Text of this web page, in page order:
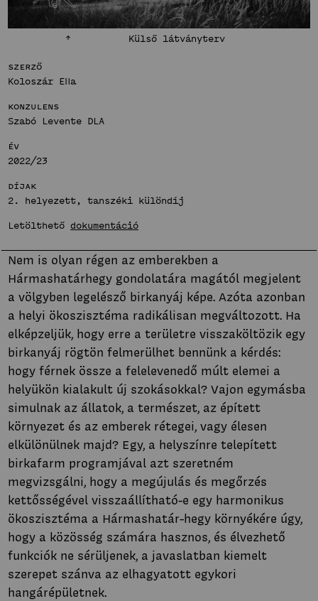
Bemutatkozás
Hírek
Projektek
Hallgatói tervek
Publikációk
Munkatársak
Fenntartható
közösségek
Hírek
Publikációk
TDK
Munkatársak
Innovatív
terek
Hírek
Hallgatói tervek
Publikációk
Munkatársak
Külső látványterv
Szerző
Koloszár Ella
Konzulens
Szabó Levente DLA
Év
2022/23
Díjak
2. helyezett, tanszéki különdíj
Letölthető dokumentáció
Nem is olyan régen az emberekben a
Hármashatárhegy gondolatára magától megjelent
a völgyben legelésző birkanyáj képe. Azóta azonban
a helyi ökoszisztéma radikálisan megváltozott. Ha
elképzeljük, hogy erre a területre visszaköltözik egy
birkanyáj rögtön felmerülhet bennünk a kérdés:
hogy férnek össze a felelevenedő múlt elemei a
helyükön kialakult új szokásokkal? Vajon egymásba
simulnak az állatok, a természet, az épített
környezet és az emberek rétegei, vagy élesen
elkülönülnek majd? Egy, a helyszínre telepített
birkafarm programjával azt szeretném
megvizsgálni, hogy a megújulás és megőrzés
kettősségével visszaállítható-e egy harmonikus
ökoszisztéma a Hármashatár-hegy környékére úgy,
hogy a közösség számára hasznos, és élvezhető
funkciók ne sérüljenek, a javaslatban kiemelt
szerepet szánva az elhagyatott egykori
hangárépületnek.